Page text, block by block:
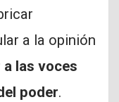
a la opinión
las voces
poder.